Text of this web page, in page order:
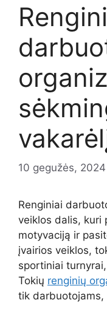
10 gegužės, 2024
Renginiai
veiklos dalis, kuri
motyvaciją ir
įvairios veiklos,
sportiniai
Tokių renginių
tik darbuotojams,